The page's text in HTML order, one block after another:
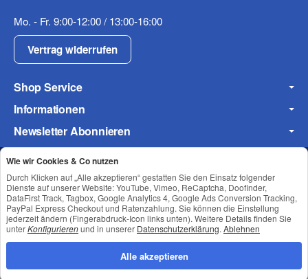
Mo. - Fr. 9:00-12:00 / 13:00-16:00
Vertrag widerrufen
Shop Service
Informationen
Newsletter Abonnieren
Datenschutz•Impressum
Wie wir Cookies & Co nutzen
Durch Klicken auf „Alle akzeptieren“ gestatten Sie den Einsatz folgender
Dienste auf unserer Website: YouTube, Vimeo, ReCaptcha, Doofinder,
DataFirst Track, Tagbox, Google Analytics 4, Google Ads Conversion Tracking,
PayPal Express Checkout und Ratenzahlung. Sie können die Einstellung
jederzeit ändern (Fingerabdruck-Icon links unten). Weitere Details finden Sie
unterKonfigurierenund in unserer Datenschutzerklärung. Ablehnen
Alle akzeptieren